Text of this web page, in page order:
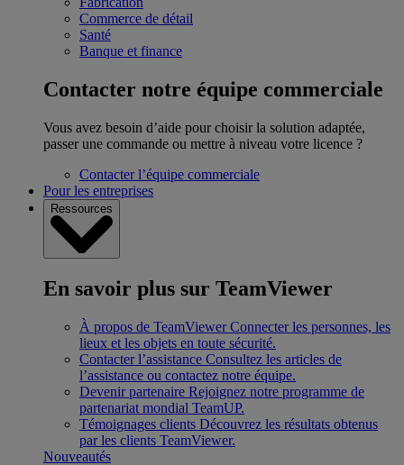
Commerce de détail
Santé
Banque et finance
Contacter notre équipe commerciale
Vous avez besoin d’aide pour choisir la solution adaptée,
passer une commande ou mettre à niveau votre licence ?
Contacter l’équipe commerciale
Pour les entreprises
Ressources
En savoir plus sur TeamViewer
À propos de TeamViewer Connecter les personnes, les
lieux et les objets en toute sécurité.
Contacter l’assistance Consultez les articles de
l’assistance ou contactez notre équipe.
Devenir partenaire Rejoignez notre programme de
partenariat mondial TeamUP.
Témoignages clients Découvrez les résultats obtenus
par les clients TeamViewer.
Nouveautés